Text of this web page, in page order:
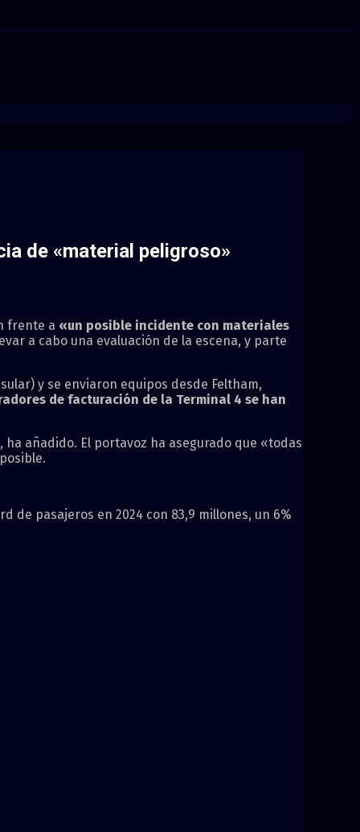
de «material peligroso»
frente a «un posible incidente con materiales
a cabo una evaluación de la escena, y parte
y se enviaron equipos desde Feltham,
de facturación de la Terminal 4 se han
añadido. El portavoz ha asegurado que «todas
de pasajeros en 2024 con 83,9 millones, un 6%